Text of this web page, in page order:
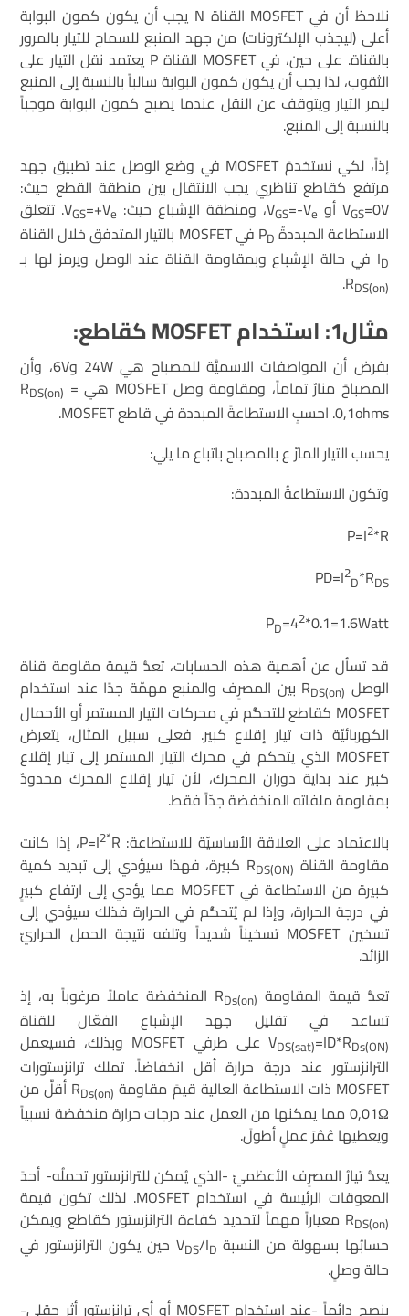
نلاحظ أن في MOSFET القناة N يجب أن يكون كمون البوابة
أعلى (ليجذب الإلكترونات) من جهد المنبع للسماح للتيار بالمرور
بالقناة. على حين، في MOSFET القناة P يعتمد نقل التيار على
الثقوب، لذا يجب أن يكون كمون البوابة سالباً بالنسبة إلى المنبع
ليمر التيار ويتوقف عن النقل عندما يصبح كمون البوابة موجباً
بالنسبة إلى المنبع.
إذاً، لكي نستخدمَ MOSFET في وضع الوصل عند تطبيق جهد
مرتفع كقاطع تناظري يجب الانتقال بين منطقة القطع حيث:
VGS=0V أو V GS=-Ve ، ومنطقة الإشباع حيث: V GS=+Ve
. تتعلق
الاستطاعة المبددةُ P D
في MOSFET بالتيار المتدفق خلال القناة
ID في حالة الإشباع وبمقاومة القناة عند الوصل ويرمز لها بـ
RDS(on)
.
مثال1: استخدام MOSFETكقاطع:
بفرض أن المواصفات الاسميَّة للمصباح هي 24W و6V، وأن
المصباحَ منارٌ تماماً، ومقاومة وصل MOSFET هي R
DS(on) =
0,1ohms. احسبِ الاستطاعةَ المبددة في قاطع MOSFET.
يحسب التيار المارّ ع بالمصباح باتباع ما يلي:
وتكون الاستطاعةُ المبددة:
P=I2*R
PD=I2D*RDS
PD=42*0.1=1.6Watt
قد تسأل عن أهمية هذه الحسابات، تعدُّ قيمة مقاومة قناة
الوصل R DS(on)
بين المصرِف والمنبع مهمّة جدًا عند استخدام
MOSFET كقاطع للتحكُّم في محركات التيار المستمر أو الأحمال
الكهربائيّة ذات تيار إقلاع كبير. فعلى سبيل المثال، يتعرض
MOSFET الذي يتحكم في محرك التيار المستمر إلى تيار إقلاع
كبير عند بداية دوران المحرك، لأن تيار إقلاع المحرك محدودٌ
بمقاومة ملفاته المنخفضة جدّاً فقط.
بالاعتماد على العلاقة الأساسيّة للاستطاعة: P=I
2*
R، إذا كانت
مقاومة القناة R DS(ON)
كبيرة، فهذا سيؤدي إلى تبديد كمية
كبيرة من الاستطاعة في MOSFET مما يؤدي إلى ارتفاع كبيرٍ
في درجة الحرارة، وإذا لم يُتحكُّم في الحرارة فذلك سيؤدي إلى
تسخين MOSFET تسخيناً شديداً وتلفه نتيجة الحمل الحراريّ
الزائد.
تعدُّ قيمة المقاومة R Ds(on)
المنخفضة عاملاً مرغوباً به، إذ
تساعد في تقليل جهد الإشباع الفعّال للقناة
VDS(sat)=ID*RDs(ON)
على طرفي MOSFET وبذلك، فسيعمل
الترانزستور عند درجة حرارة أقل انخفاضاً. تملك ترانزستورات
MOSFET ذات الاستطاعة العالية قيمَ مقاومة R
Ds(on)
أقلَّ من
0,01Ω مما يمكنها من العمل عند درجات حرارة منخفضة نسبياً
ويعطيها عُمُرَ عملٍ أطولَ.
يعدُّ تيارُ المصرِف الأعظميّ -الذي يُمكن للترانزستور تحملُه- أحدَ
المعوقات الرئيسة في استخدام MOSFET. لذلك تكون قيمة
RDS(on)
معياراً مهماً لتحديد كفاءة الترانزستور كقاطع ويمكن
حسابُها بسهولة من النسبة V
DS/ID
حين يكون الترانزستور في
حالة وصلٍ.
ينصح دائماً -عند استخدام MOSFET أو أي ترانزستور أثر حقلي-